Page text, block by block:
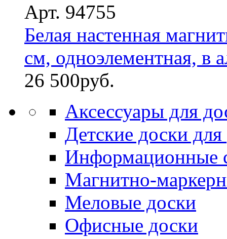
Арт. 94755
Белая настенная
см, одноэлементная, в
26 500руб.
Аксессуары для
Детские доски
Информационные
Магнитно-
Меловые доски
Офисные доски